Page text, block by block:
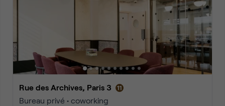
Rue des Archives, Paris 3
Bureau privé • coworking